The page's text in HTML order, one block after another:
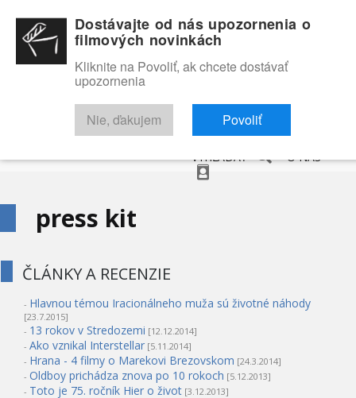
RECENZIE TRAILERY FILMOVÁ DATABÁZA
VYHĽADAŤ O NÁS
press kit
ČLÁNKY A RECENZIE
- Hlavnou témou Iracionálneho muža sú životné náhody
[23.7.2015]
- 13 rokov v Stredozemi [12.12.2014]
- Ako vznikal Interstellar [5.11.2014]
- Hrana - 4 filmy o Marekovi Brezovskom [24.3.2014]
- Oldboy prichádza znova po 10 rokoch [5.12.2013]
- Toto je 75. ročník Hier o život [3.12.2013]
Dostávajte od nás upozornenia o
filmových novinkách
Kliknite na Povoliť, ak chcete dostávať
upozornenia
Nie, ďakujem Povoliť